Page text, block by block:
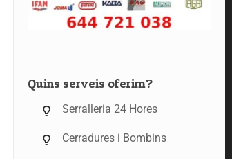
Quins serveis oferim?
Serralleria 24 Hores
Cerradures i Bombins